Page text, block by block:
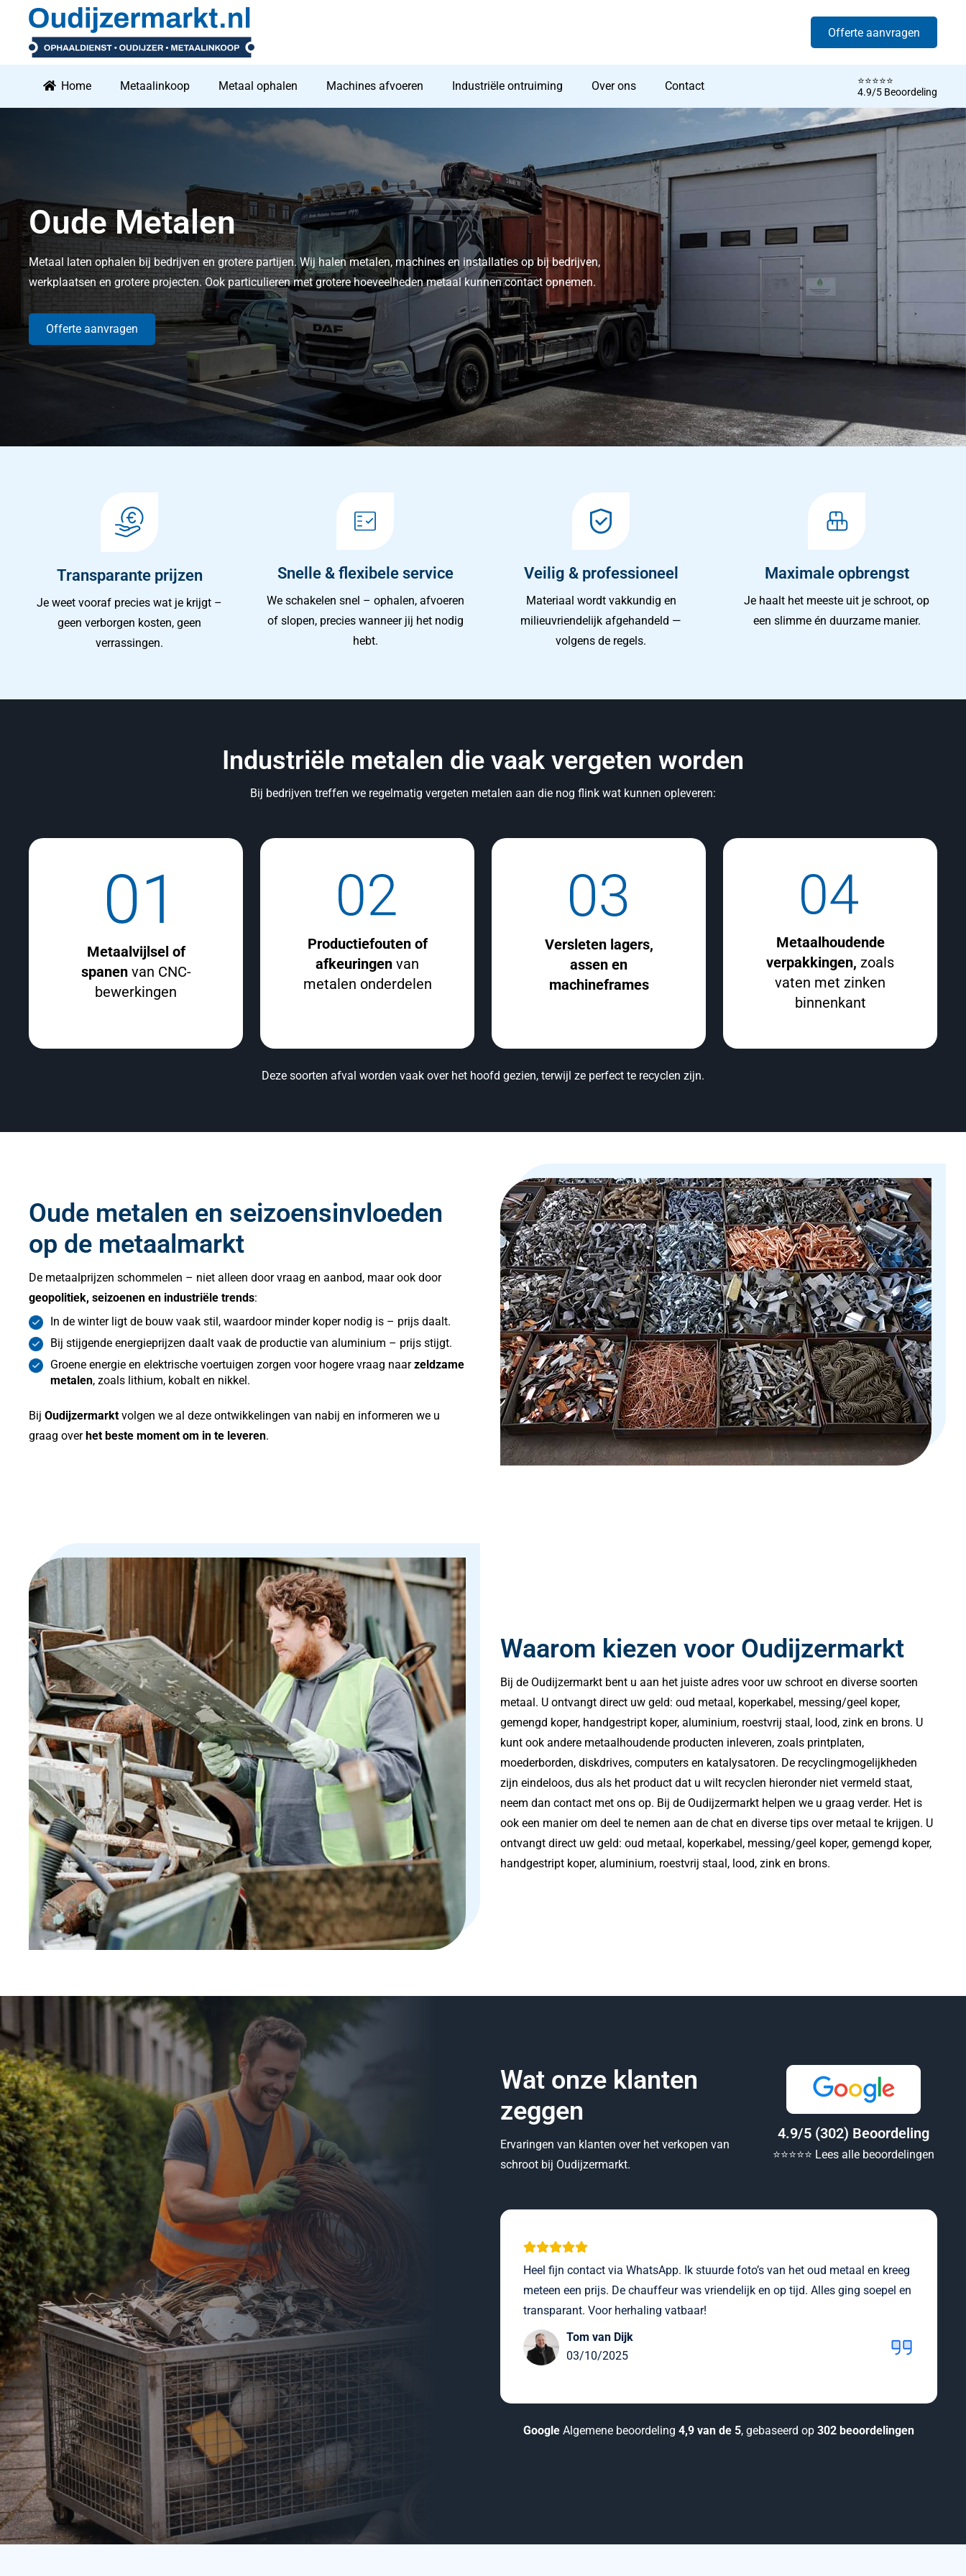
Offerte aanvragen
Home Metaalinkoop Metaal ophalen Machines afvoeren Industriële ontruiming Over ons Contact
⭐️⭐️⭐️⭐️⭐️
4.9/5 Beoordeling
Oude Metalen
Metaal laten ophalen bij bedrijven en grotere partijen. Wij halen metalen, machines en installaties op bij bedrijven,
werkplaatsen en grotere projecten. Ook particulieren met grotere hoeveelheden metaal kunnen contact opnemen.
Offerte aanvragen
Transparante prijzen
Je weet vooraf precies wat je krijgt –
geen verborgen kosten, geen
verrassingen.
Snelle & flexibele service
We schakelen snel – ophalen, afvoeren
of slopen, precies wanneer jij het nodig
hebt.
Veilig & professioneel
Materiaal wordt vakkundig en
milieuvriendelijk afgehandeld —
volgens de regels.
Maximale opbrengst
Je haalt het meeste uit je schroot, op
een slimme én duurzame manier.
Industriële metalen die vaak vergeten worden
Bij bedrijven treffen we regelmatig vergeten metalen aan die nog flink wat kunnen opleveren:
Metaalvijlsel of
spanenvan CNC-
bewerkingen
Productiefouten of
afkeuringen van
metalen onderdelen
Versleten lagers,
assen en
machineframes
Metaalhoudende
verpakkingen, zoals
vaten met zinken
binnenkant
Deze soorten afval worden vaak over het hoofd gezien, terwijl ze perfect te recyclen zijn.
Oude metalen en seizoensinvloeden
op de metaalmarkt
De metaalprijzen schommelen – niet alleen door vraag en aanbod, maar ook door
geopolitiek, seizoenen en industriële trends:
In de winter ligt de bouw vaak stil, waardoor minder koper nodig is – prijs daalt.
Bij stijgende energieprijzen daalt vaak de productie van aluminium – prijs stijgt.
Groene energie en elektrische voertuigen zorgen voor hogere vraag naarzeldzame
metalen, zoals lithium, kobalt en nikkel.
Bij Oudijzermarkt volgen we al deze ontwikkelingen van nabij en informeren we u
graag overhet beste moment om in te leveren.
Waarom kiezen voor Oudijzermarkt
Bij de Oudijzermarkt bent u aan het juiste adres voor uw schroot en diverse soorten
metaal. U ontvangt direct uw geld: oud metaal, koperkabel, messing/geel koper,
gemengd koper, handgestript koper, aluminium, roestvrij staal, lood, zink en brons. U
kunt ook andere metaalhoudende producten inleveren, zoals printplaten,
moederborden, diskdrives, computers en katalysatoren. De recyclingmogelijkheden
zijn eindeloos, dus als het product dat u wilt recyclen hieronder niet vermeld staat,
neem dan contact met ons op. Bij de Oudijzermarkt helpen we u graag verder. Het is
ook een manier om deel te nemen aan de chat en diverse tips over metaal te krijgen. U
ontvangt direct uw geld: oud metaal, koperkabel, messing/geel koper, gemengd koper,
handgestript koper, aluminium, roestvrij staal, lood, zink en brons.
Wat onze klanten
zeggen
Ervaringen van klanten over het verkopen van
schroot bij Oudijzermarkt.
4.9/5 (302) Beoordeling
⭐️⭐️⭐️⭐️⭐️ Lees alle beoordelingen
Heel fijn contact via WhatsApp. Ik stuurde foto’s van het oud metaal en kreeg
meteen een prijs. De chauffeur was vriendelijk en op tijd. Alles ging soepel en
transparant. Voor herhaling vatbaar!
Tom van Dijk
03/10/2025
Google Algemene beoordeling 4,9 van de 5, gebaseerd op 302 beoordelingen